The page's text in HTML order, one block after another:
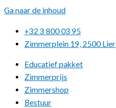
Ga naar de inhoud
+32 3 800 03 95
Zimmerplein 19, 2500 Lier
Educatief pakket
Zimmerprijs
Zimmershop
Bestuur